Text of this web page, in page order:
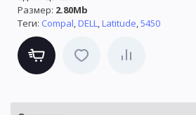
Размер: 2.80Mb
Теги: Compal,DELL,Latitude,5450